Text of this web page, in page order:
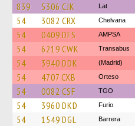
839 5306 CJK Lat
54 3082 CRX Chelvana
54 0409 DFS AMPSA
54 6219 CWK Transabus
54 3940 DDK (Madrid)
54 4707 CXB Orteso
54 0082 CSF TGO
54 3960 DKD Furio
54 1549 DGL Barrera